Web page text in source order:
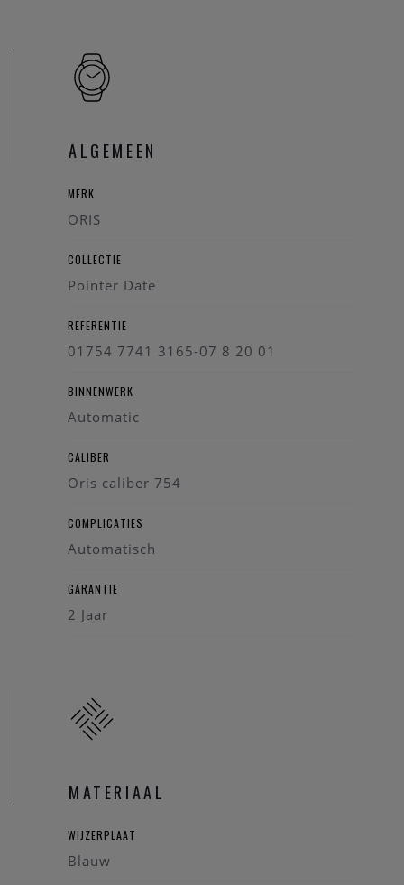
Wenst u meer informatie ivm het horloge, de collectie van
Oris, kan u steeds contact opnemen. We zullen u graag te
woord staan.
ALGEMEEN
MERK
ORIS
COLLECTIE
Pointer Date
REFERENTIE
01754 7741 3165-07 8 20 01
BINNENWERK
Automatic
CALIBER
Oris caliber 754
COMPLICATIES
Automatisch
GARANTIE
2 Jaar
MATERIAAL
WIJZERPLAAT
Blauw